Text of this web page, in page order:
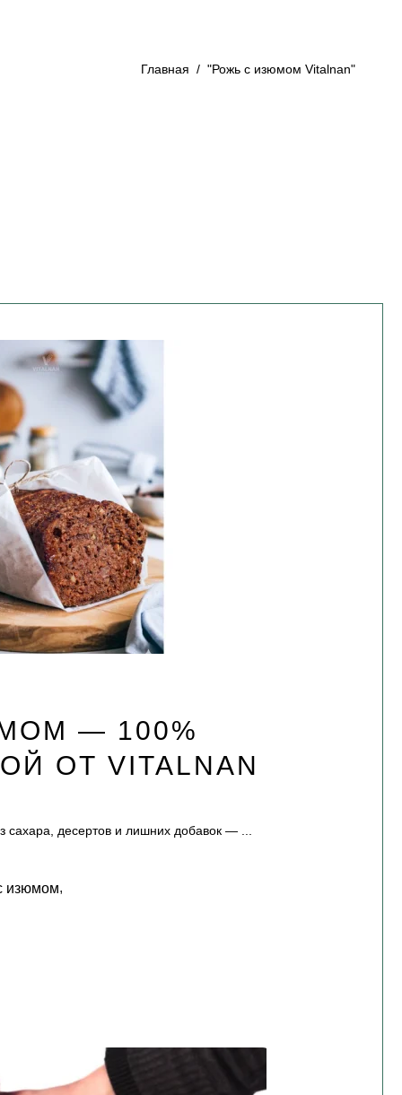
Главная / "Рожь с изюмом Vitalnan"
— 100%
ОТ VITALNAN
сахара, десертов и лишних добавок —
изюмом,